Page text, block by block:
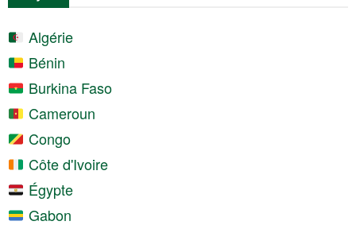
Algérie
Bénin
Burkina Faso
Cameroun
Congo
Côte d'Ivoire
Égypte
Gabon